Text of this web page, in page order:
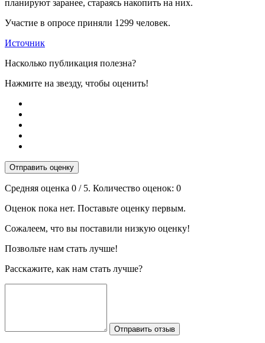
планируют заранее, стараясь накопить на них.
Участие в опросе приняли 1299 человек.
Источник
Насколько публикация полезна?
Нажмите на звезду, чтобы оценить!
Отправить оценку
Средняя оценка 0 / 5. Количество оценок: 0
Оценок пока нет. Поставьте оценку первым.
Сожалеем, что вы поставили низкую оценку!
Позвольте нам стать лучше!
Расскажите, как нам стать лучше?
Отправить отзыв